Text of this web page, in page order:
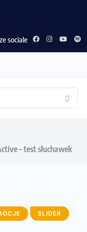
sociale
– test słuchawek
SLIDER